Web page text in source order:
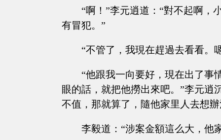
“啊！”李元逍道：“對不起啊，
有冒犯。”
“不管了，我現在趕過去看看。
“他跟我一向要好，現在出了事
眼的話，就把他撈出來吧。”李元逍
不值，那就算了，隨他家里人去想
李毅道：“涉案金額這么大，他